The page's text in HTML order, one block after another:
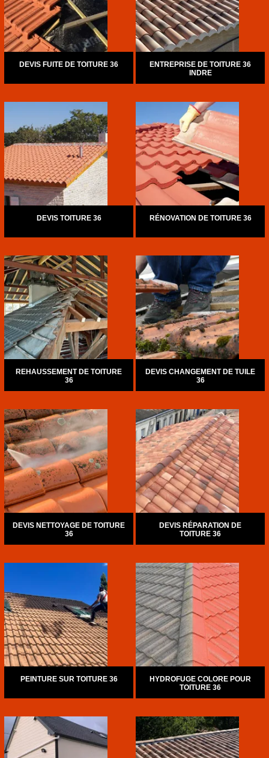
DEVIS FUITE DE TOITURE 36
ENTREPRISE DE TOITURE 36
INDRE
DEVIS TOITURE 36 RÉNOVATION DE TOITURE 36
REHAUSSEMENT DE TOITURE
36
DEVIS CHANGEMENT DE TUILE
36
DEVIS NETTOYAGE DE TOITURE
36
DEVIS RÉPARATION DE
TOITURE 36
PEINTURE SUR TOITURE 36
HYDROFUGE COLORE POUR
TOITURE 36